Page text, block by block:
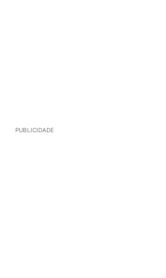
PUBLICIDADE